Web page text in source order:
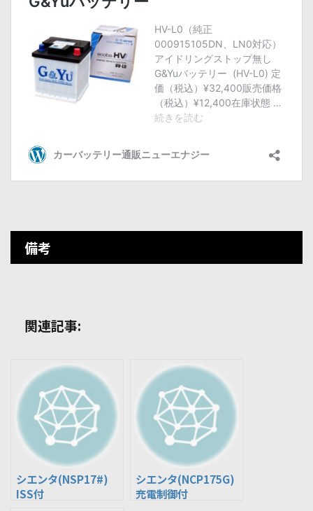
備考
関連記事:
シエンタ(NSP17#)
ISS付
シエンタ(NCP175G)
充電制御付